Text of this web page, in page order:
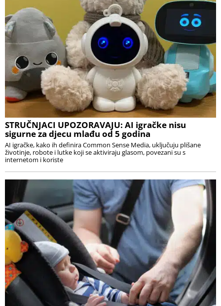
STRUČNJACI UPOZORAVAJU: AI igračke nisu
sigurne za djecu mlađu od 5 godina
AI igračke, kako ih definira Common Sense Media, uključuju plišane
životinje, robote i lutke koji se aktiviraju glasom, povezani su s
internetom i koriste